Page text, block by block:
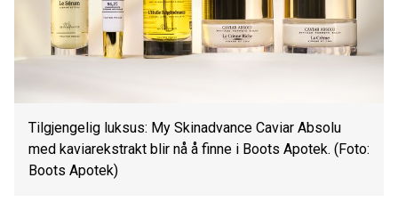
Tilgjengelig luksus: My Skinadvance Caviar Absolu
med kaviarekstrakt blir nå å finne i Boots Apotek. (Foto:
Boots Apotek)